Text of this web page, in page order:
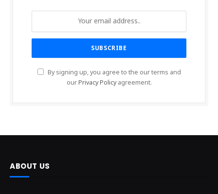
By signing up, you agree to the our terms and
ourPrivacy Policyagreement.
ABOUT US